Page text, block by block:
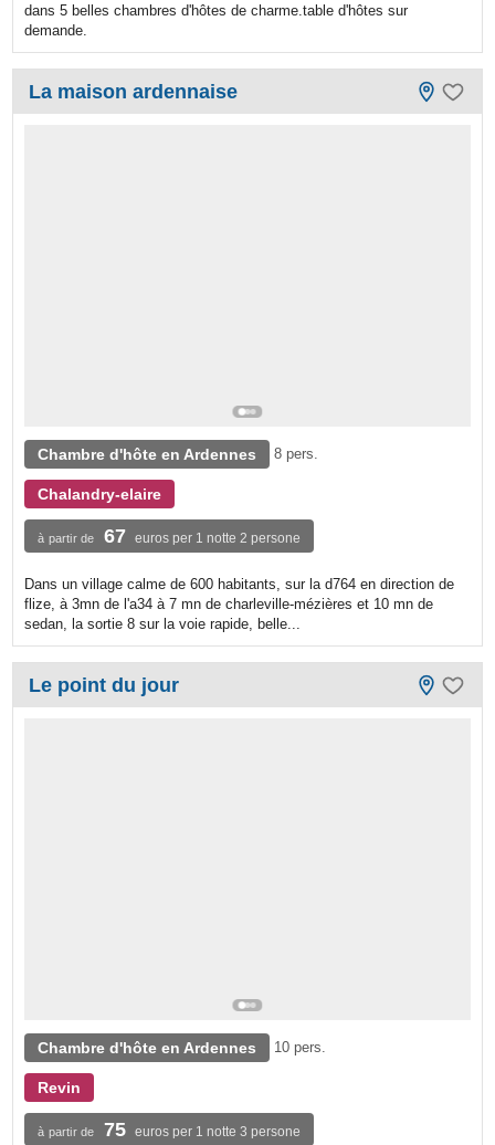
dans 5 belles chambres d'hôtes de charme.table d'hôtes sur
demande.
La maison ardennaise
Chambre d'hôte en Ardennes 8 pers.
Chalandry-elaire
à partir de 67 euros per 1 notte 2 persone
Dans un village calme de 600 habitants, sur la d764 en direction de
flize, à 3mn de l'a34 à 7 mn de charleville-mézières et 10 mn de
sedan, la sortie 8 sur la voie rapide, belle...
Le point du jour
Chambre d'hôte en Ardennes 10 pers.
Revin
à partir de 75 euros per 1 notte 3 persone